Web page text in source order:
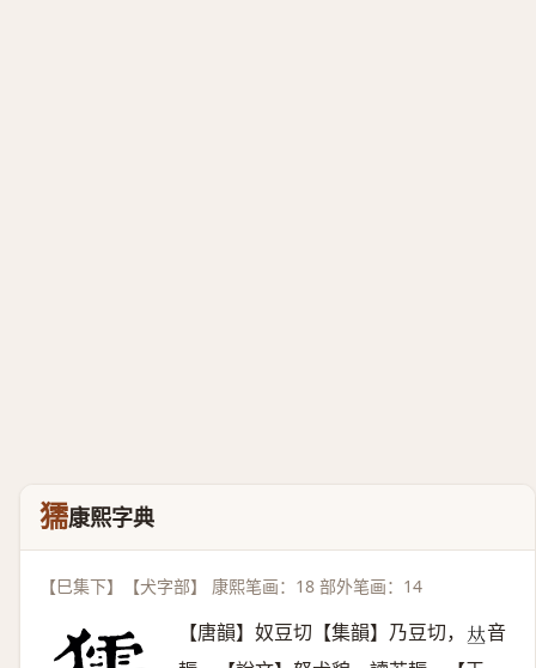
獳康熙字典
【巳集下】【犬字部】 康熙笔画：18 部外笔画：14
【唐韻】奴豆切【集韻】乃豆切， 𠀤音